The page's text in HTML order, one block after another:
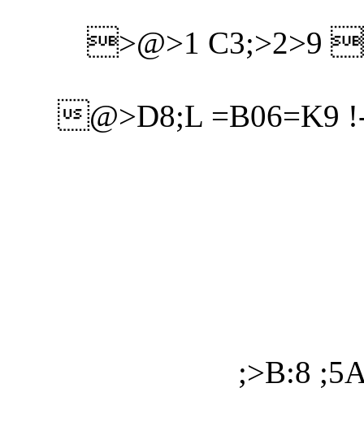
>@>1
@>D8;L =B06=K9 !-
;>B:8